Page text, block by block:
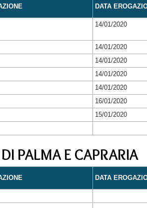
DATA
14/01/2020
14/01/2020
14/01/2020
14/01/2020
14/01/2020
16/01/2020
15/01/2020
PALMA E CAPRARIA
DATA